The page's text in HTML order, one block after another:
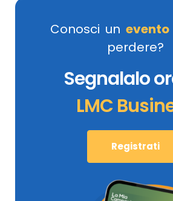
Conosci un evento
perdere?
Segnalalo
LMC
Registrati